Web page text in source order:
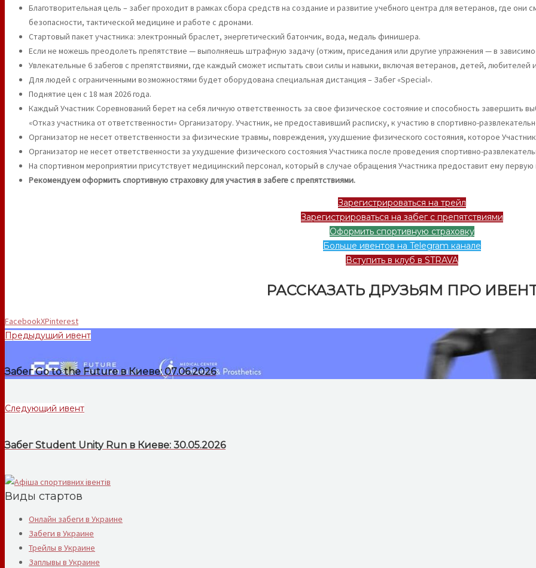
Благотворительная цель – забег проходит в рамках сбора средств на создание и развитие учебного центра для ветеранов, где
безопасности, тактической медицине и работе с дронами.
Стартовый пакет участника: электронный браслет, энергетический батончик, вода, медаль финишера.
Если не можешь преодолеть препятствие — выполняешь штрафную задачу (отжим, приседания или другие упражнения — в
Увлекательные 6 забегов с препятствиями, где каждый сможет испытать свои силы и навыки, включая ветеранов, детей, любителей
Для людей с ограниченными возможностями будет оборудована специальная дистанция – Забег «Special».
Поднятие цен с 18 мая 2026 года.
Каждый Участник Соревнований берет на себя личную ответственность за свое физическое состояние и способность завершить
«Отказ участника от ответственности» Организатору. Участник, не предоставивший расписку, к участию в спортивно-
Организатор не несет ответственности за физические травмы, повреждения, ухудшение физического состояния, которое
Организатор не несет ответственности за ухудшение физического состояния Участника после проведения спортивно-
На спортивном мероприятии присутствует медицинский персонал, который в случае обращения Участника предоставит ему
Рекомендуем оформить спортивную страховку для участия в забеге с препятствиями.
Зарегистрироваться на трейл
Зарегистрироваться на забег с препятствиями
Оформить спортивную страховку
Больше ивентов на Telegram канале
Вступить в клуб в STRAVA
РАССКАЗАТЬ ДРУЗЬЯМ ПРО
FacebookXPinterest
Предыдущий ивент
Забег Go to the Future в Киеве: 07.06.2026
Следующий ивент
Забег Student Unity Run в Киеве: 30.05.2026
Виды стартов
Онлайн забеги в Украине
Забеги в Украине
Трейлы в Украине
Заплывы в Украине